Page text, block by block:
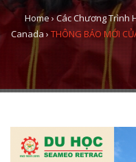
Home›Các Chương Trình
Canada ›THÔNG BÁO MỚI